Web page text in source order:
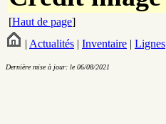
[Haut de page]
| Actualités | Inventaire | Lignes
Dernière mise à jour: le 06/08/2021